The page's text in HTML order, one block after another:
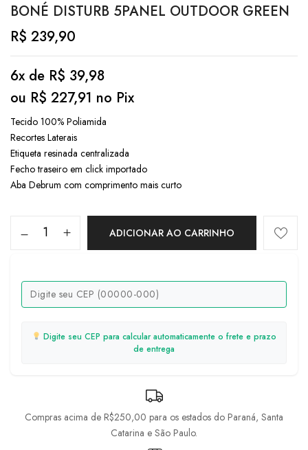
BONÉ DISTURB 5PANEL OUTDOOR GREEN
R$ 239,90
6x de R$ 39,98
ou R$ 227,91 no Pix
Tecido 100% Poliamida
Recortes Laterais
Etiqueta resinada centralizada
Fecho traseiro em click importado
Aba Debrum com comprimento mais curto
ADICIONAR AO CARRINHO
Digite seu CEP para calcular automaticamente o frete e prazo
de entrega
Compras acima de R$250,00 para os estados do Paraná, Santa
Catarina e São Paulo.